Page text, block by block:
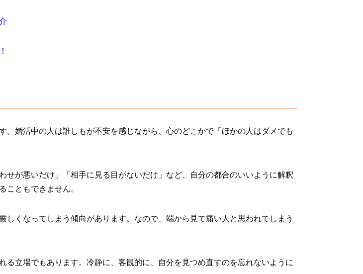
婚活中の人は誰しもが不安を感じながら、心のどこかで「ほかの人はダメでも
せが悪いだけ」「相手に見る目がないだけ」など、自分の都合のいいように解釈
こともできません。
くなってしまう傾向があります。なので、端から見て痛い人と思われてしまう
立場でもあります。冷静に、客観的に、自分を見つめ直すのを忘れないように